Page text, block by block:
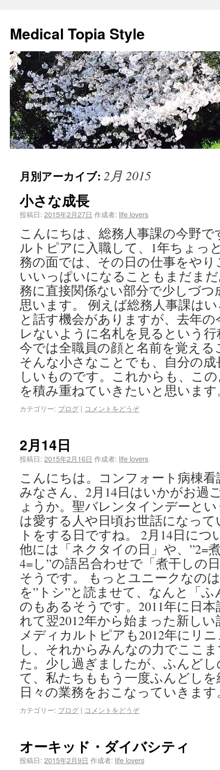
Medical Topia Style
月別アーカイブ: 2月 2015
小さな成長
投稿日: 2015年2月27日 作成者: life lovers
こんにちは、総務人事課の今野
ルトピアに入職して、1年ちょっ
務の面では、その日の仕事をや
いいっぱいになることもまだま
務に直接関係ない部分で少しづ
思います。 例えば総務人事課は
と話す機会がありますが、去年
レないように名札を見るという
今では全職員の顔と名前を覚え
そんな小さなことでも、自分の
しいものです。これからも、こ
を積み重ねていきたいと思います
カテゴリー: ブログ | コメントをどうぞ
2月14日
投稿日: 2015年2月16日 作成者: life lovers
こんにちは。コンフォート病棟
みなさん、2月14日はいかがお過
ょうか。聖バレンタインデーと
は愛する人や日頃お世話になっ
トをする日ですね。 2月14日に
他には「ネクタイの日」や、”2=
4=し”の語呂合わせで「煮干しの
そうです。 もっとユニークなの
を”トシ”と読ませて、なんと「
のもあるそうです。2011年に日
れて翌2012年から始まった新し
メディカルトピアも2012年にリ
し、それからみんなの力でここ
た。少し過ぎましたが、ふんど
て、私たちももう一度ふんどし
日々の業務をおこなっていきます
カテゴリー: ブログ | コメントをどうぞ
オーキッド・ダイバシティ
投稿日: 2015年2月9日 作成者: life lovers